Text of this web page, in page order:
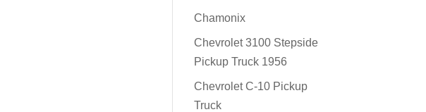
Chamonix
Chevrolet 3100 Stepside
Pickup Truck 1956
Chevrolet C-10 Pickup
Truck